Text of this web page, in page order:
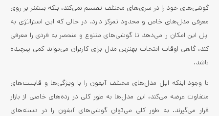
گوشی‌های خود را در سری‌های مختلف تقسیم نمی‌کند، بلکه بیشتر بر روی
معرفی مدل‌های خاص و محدود تمرکز دارد. در حالی که این استراتژی به
اپل این امکان را می‌دهد تا گوشی‌های متنوع و منحصر به فردی را معرفی
کند، گاهی اوقات انتخاب بهترین مدل برای کاربران می‌تواند کمی پیچیده
باشد.
با وجود اینکه اپل مدل‌های مختلف آیفون را با ویژگی‌ها و قابلیت‌های
متفاوت عرضه می‌کند، این مدل‌ها به طور کلی در رده‌های خاصی از بازار
قرار می‌گیرند. به طور کلی می‌توان گوشی‌های آیفون را در دسته‌های